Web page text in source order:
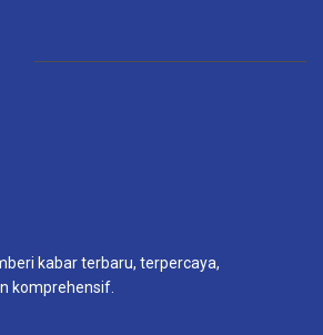
kabar terbaru, terpercaya,
komprehensif.